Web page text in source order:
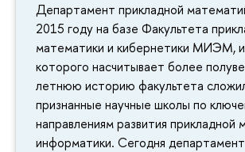
Департамент прикладной
2015 году на базе Факультета
математики и кибернетики МИЭМ,
которого насчитывает более
летнюю историю факультета
признанные научные школы по
направлениям развития прикладной
информатики. Сегодня